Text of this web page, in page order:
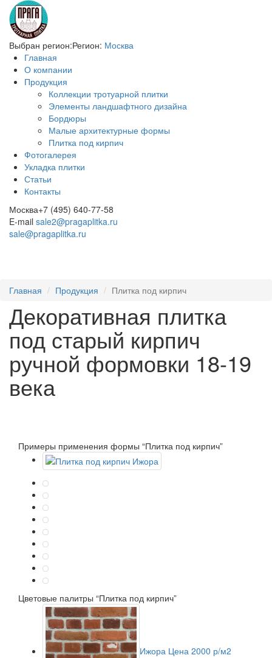
Выбран регион:Регион: Москва
Главная
О компании
Продукция
Коллекции тротуарной плитки
Элементы ландшафтного дизайна
Бордюры
Малые архитектурные формы
Плитка под кирпич
Фотогалерея
Укладка плитки
Статьи
Контакты
Москва+7 (495) 640-77-58
E-mail sale2@pragaplitka.ru
sale@pragaplitka.ru
Главная Продукция Плитка под кирпич
Декоративная плитка
под старый кирпич
ручной формовки 18-19
века
Примеры применения формы “Плитка под кирпич”
Цветовые палитры “Плитка под кирпич”
Ижора Цена 2000 р/м2